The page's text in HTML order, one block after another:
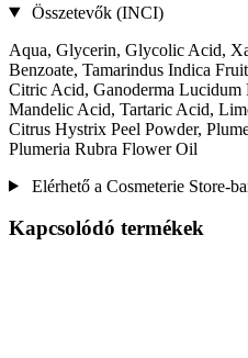
Összetevők (INCI)
Aqua, Glycerin, Glycolic Acid,
Benzoate, Tamarindus Indica
Citric Acid, Ganoderma
Mandelic Acid, Tartaric Acid,
Citrus Hystrix Peel Powder,
Plumeria Rubra Flower Oil
Elérhető a Cosmeterie Store-
Kapcsolódó termékek